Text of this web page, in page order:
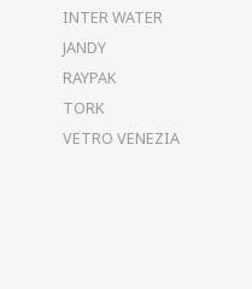
INTER WATER
JANDY
RAYPAK
TORK
VETRO VENEZIA